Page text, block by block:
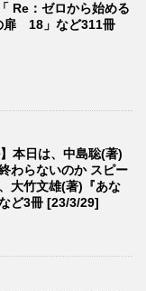
Re：ゼロから始める
扉 18」など311冊
本日は、中島聡(著)
わらないのか スピー
大竹文雄(著)『あな
ど3冊 [23/3/29]